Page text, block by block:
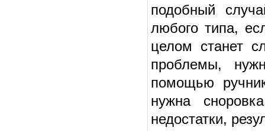
подобный
любого типа,
целом станет
проблемы,
помощью
нужна
недостатки,